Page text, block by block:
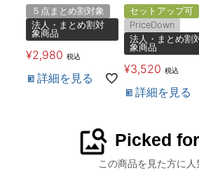
５点まとめ割対象
法人・まとめ割対
象商品
¥2,980 税込
詳細を見る
セットアップ可
PriceDown
法人・まとめ割
象商品
¥3,520 税込
詳細を見る
image_search Picked
この商品を見た方に人